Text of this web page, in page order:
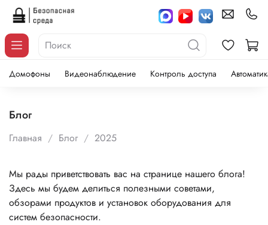
Домофоны Видеонаблюдение Контроль доступа
Блог
Главная Блог 2025
Мы рады приветствовать вас на странице нашего блога!
Здесь мы будем делиться полезными советами,
обзорами продуктов и установок оборудования для
систем безопасности.